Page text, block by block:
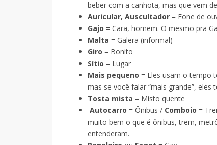
beber com a canhota, mas que vem
Auricular, Auscultador = Fone de
Gajo = Cara, homem. O mesmo pra
Malta = Galera (informal)
Giro = Bonito
Sítio = Lugar
Mais pequeno = Eles usam o tempo
mas se você falar “mais grande”, eles
Tosta mista = Misto quente
Autocarro = Ônibus / Comboio =
muito bem o que é ônibus, trem,
entenderam.